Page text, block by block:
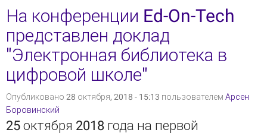
централизованный и децентрализованный
сценарии
На конференции Ed-On-Tech
представлен доклад
"Электронная библиотека в
цифровой школе"
Опубликовано 28 октября, 2018 - 15:13 пользователем Арсен
Боровинский
25 октября 2018 года на первой